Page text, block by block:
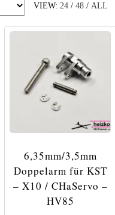
VIEW: 24 / 48 / ALL
6,35mm/3,5mm
Doppelarm für KST
– X10 / CHaServo –
HV85